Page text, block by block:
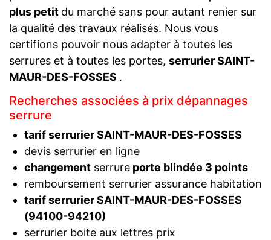
plus petit du marché sans pour autant renier sur
la qualité des travaux réalisés. Nous vous
certifions pouvoir nous adapter à toutes les
serrures et à toutes les portes, serrurier SAINT-
MAUR-DES-FOSSES .
Recherches associées à prix dépannages
serrure
tarif serrurier SAINT-MAUR-DES-FOSSES
devis serrurier en ligne
changementserrureporte blindée 3 points
remboursement serrurier assurance habitation
tarif serrurier SAINT-MAUR-DES-FOSSES
(94100-94210)
serrurier boite aux lettres prix